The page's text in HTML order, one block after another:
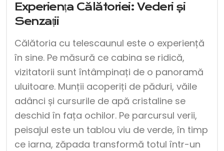
Experiența Călătoriei: Vederi și
Senzații
Călătoria cu telescaunul este o experiență
în sine. Pe măsură ce cabina se ridică,
vizitatorii sunt întâmpinați de o panoramă
uluitoare. Munții acoperiți de păduri, văile
adânci și cursurile de apă cristaline se
deschid în fața ochilor. Pe parcursul verii,
peisajul este un tablou viu de verde, în timp
ce iarna, zăpada transformă totul într-un